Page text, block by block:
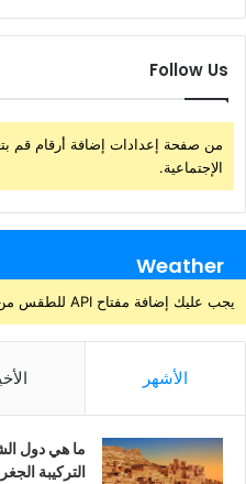
Follow Us
من صفحة إعدادات إضافة أرقام قم
الإجتماعية.
Weather
يجب عليك إضافة مفتاح API للطقس من خلال صفحة إعدادات القالب > الدمج
الأشهر
ما هي دول
التركيبة